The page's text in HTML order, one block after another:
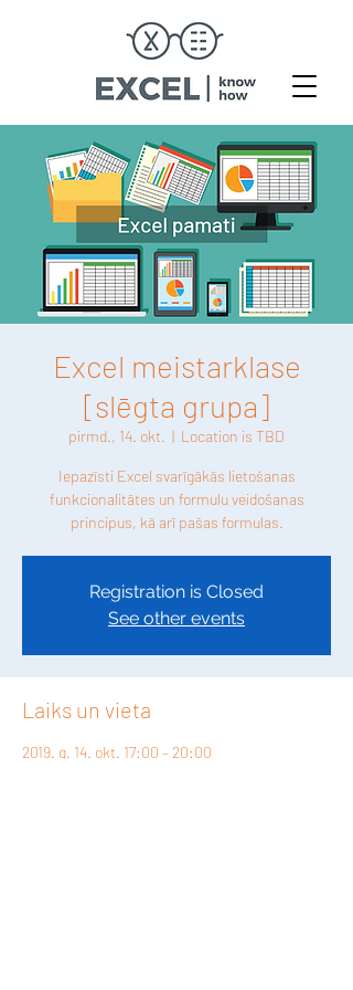
Excel meistarklase
[slēgta grupa]
pirmd., 14. okt.
  |
Location is TBD
Iepazīsti Excel svarīgākās lietošanas
funkcionalitātes un formulu veidošanas
principus, kā arī pašas formulas.
Registration is Closed
See other events
Laiks un vieta
2019. g. 14. okt. 17:00 – 20:00